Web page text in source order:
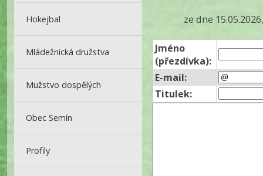
Hokejbal
Mládežnická družstva
Mužstvo dospělých
Obec Semín
Profily
ze dne
Jméno
(přezdívka):
E-mail:
Titulek: